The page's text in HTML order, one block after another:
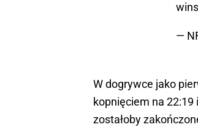
—
W dogrywce jako
kopnięciem na
zostałoby